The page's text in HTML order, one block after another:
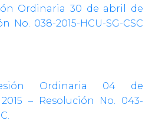
Ordinaria 30 de abril de
No. 038-2015-HCU-SG-CSC
Ordinaria 04 de
– Resolución No. 043-